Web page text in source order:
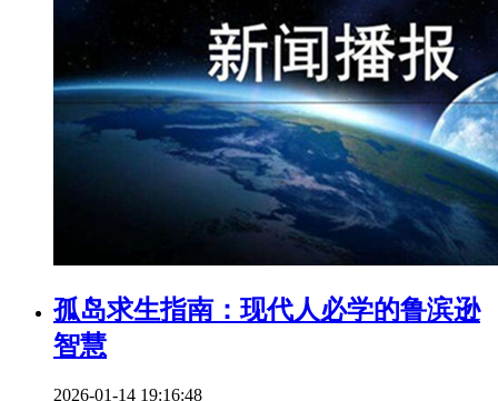
孤岛求生指南：现代人必学的鲁滨逊
智慧
2026-01-14 19:16:48